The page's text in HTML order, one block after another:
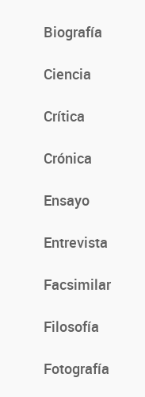
Biografía
Ciencia
Crítica
Crónica
Ensayo
Entrevista
Facsimilar
Filosofía
Fotografía